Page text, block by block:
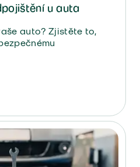
u auta
auto? Zjistěte to,